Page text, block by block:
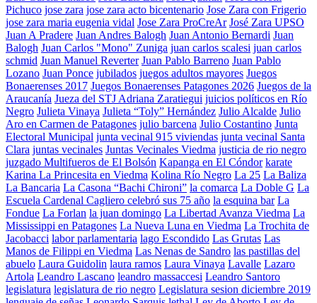
Pichuco jose zara jose zara acto bicentenario Jose Zara con Frigerio
jose zara maria eugenia vidal Jose Zara ProCreAr José Zara UPSO
Juan A Pradere Juan Andres Balogh Juan Antonio Bernardi Juan
Balogh Juan Carlos "Mono" Zuniga juan carlos scalesi juan carlos
schmid Juan Manuel Reverter Juan Pablo Barreno Juan Pablo
Lozano Juan Ponce jubilados juegos adultos mayores Juegos
Bonaerenses 2017 Juegos Bonaerenses Patagones 2026 Juegos de la
Araucanía Jueza del STJ Adriana Zaratiegui juicios políticos en Río
Negro Julieta Vinaya Julieta “Toly” Hernández Julio Alcalde Julio
Aro en Carmen de Patagones julio barcena Julio Costantino Junta
Electoral Municipal junta vecinal 915 viviendas junta vecinal Santa
Clara juntas vecinales Juntas Vecinales Viedma justicia de rio negro
juzgado Multifueros de El Bolsón Kapanga en El Cóndor karate
Karina La Princesita en Viedma Kolina Río Negro La 25 La Baliza
La Bancaria La Casona “Bachi Chironi” la comarca La Doble G La
Escuela Cardenal Cagliero celebró sus 75 año la esquina bar La
Fondue La Forlan la juan domingo La Libertad Avanza Viedma La
Mississippi en Patagones La Nueva Luna en Viedma La Trochita de
Jacobacci labor parlamentaria lago Escondido Las Grutas Las
Manos de Filippi en Viedma Las Nenas de Sandro las pastillas del
abuelo Laura Guidolin laura ramos Laura Vinaya Lavalle Lazaro
Artola Leandro Lascano leandro massaccesi Leandro Santoro
legislatura legislatura de rio negro Legislatura sesion diciembre 2019